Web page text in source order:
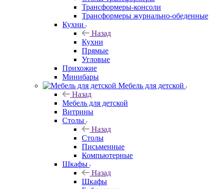
Трансформеры-консоли
Трансформеры журнально-обеденные
Кухни
Назад
Кухни
Прямые
Угловые
Прихожие
Минибары
Мебель для детской
Назад
Мебель для детской
Витрины
Столы
Назад
Столы
Письменные
Компьютерные
Шкафы
Назад
Шкафы